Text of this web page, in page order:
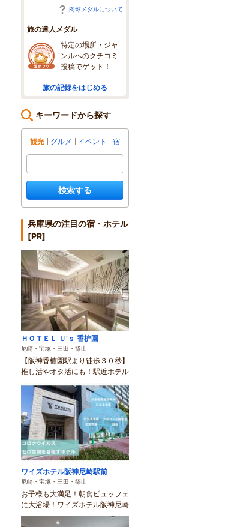
肉球メダルについて
旅の達人メダル
特定の場所・ジャ
ンルへのクチコミ
投稿でゲット！
旅の記録をはじめる
キーワードから探す
観光 グルメ イベント 宿
検索する
兵庫県の注目の宿・ホテル
[PR]
ＨＯＴＥＬ Ｕ’ｓ 香枦園
尼崎・宝塚・三田・篠山
【阪神香櫨園駅より徒歩３０秒】
推し活やオタ活にも！駅近ホテル
ワイズホテル阪神尼崎駅前
尼崎・宝塚・三田・篠山
お子様も大満足！朝食ビュッフェ
に大浴場！ワイズホテル阪神尼崎